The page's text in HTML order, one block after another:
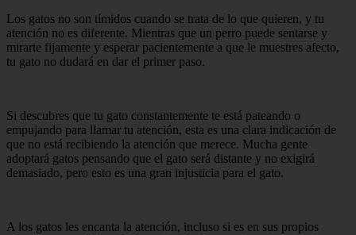
Los gatos no son tímidos cuando se trata de lo que quieren, y tu
atención no es diferente. Mientras que un perro puede sentarse y
mirarte fijamente y esperar pacientemente a que le muestres afecto,
tu gato no dudará en dar el primer paso.
Si descubres que tu gato constantemente te está pateando o
empujando para llamar tu atención, esta es una clara indicación de
que no está recibiendo la atención que merece. Mucha gente
adoptará gatos pensando que el gato será distante y no exigirá
demasiado, pero esto es una gran injusticia para el gato.
A los gatos les encanta la atención, incluso si es en sus propios